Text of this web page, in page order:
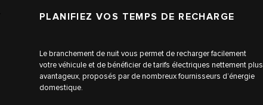
PLANIFIEZ VOS TEMPS DE RECHARGE
Le branchement de nuit vous permet de recharger facilement
votre véhicule et de bénéficier de tarifs électriques nettement plus
avantageux, proposés par de nombreux fournisseurs d’énergie
domestique.